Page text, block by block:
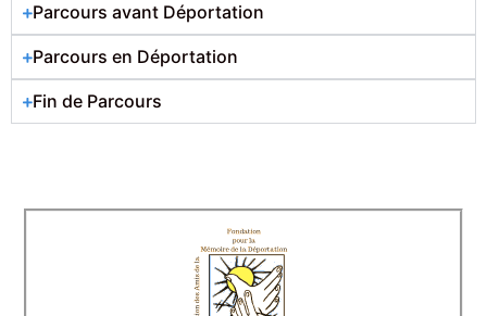
Parcours avant Déportation
Parcours en Déportation
Fin de Parcours